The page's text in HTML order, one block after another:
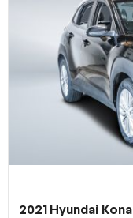
2021 Hyundai Kona